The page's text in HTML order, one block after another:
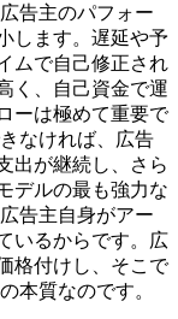
告主のパフォー
します。遅延や予
ムで自己修正され
く、自己資金で運
ーは極めて重要で
なければ、広告
出が継続し、さら
デルの最も強力な
告主自身がアー
いるからです。広
格付けし、そこで
本質なのです。